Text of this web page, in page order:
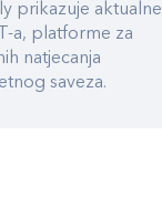
prikazuje aktualne
a, platforme za
natjecanja
saveza.